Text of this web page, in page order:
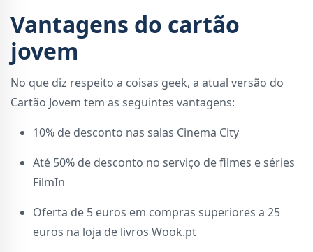
Vantagens do cartão
jovem
No que diz respeito a coisas geek, a atual versão do
Cartão Jovem tem as seguintes vantagens:
10% de desconto nas salas Cinema City
Até 50% de desconto no serviço de filmes e séries
FilmIn
Oferta de 5 euros em compras superiores a 25
euros na loja de livros Wook.pt